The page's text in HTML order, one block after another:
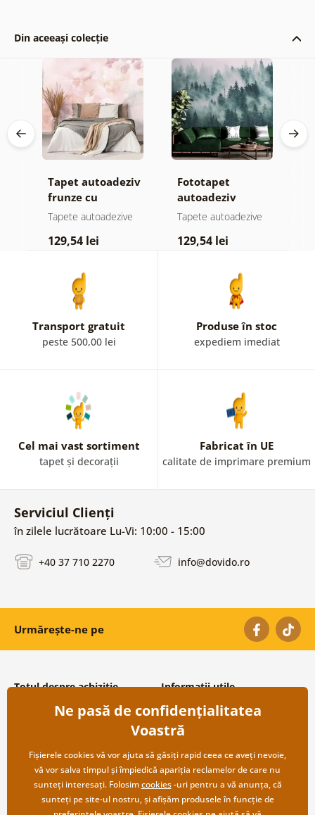
Din aceeași colecție
Tapet autoadeziv
frunze cu
atingere
Tapete autoadezive
129,54 lei
Fototapet
autoadeziv
pădure în ceață
Tapete autoadezive
129,54 lei
Transport gratuit
peste 500,00 lei
Produse în stoc
expediem imediat
Cel mai vast sortiment
tapet și decorații
Fabricat în UE
calitate de imprimare premium
Serviciul Clienți
în zilele lucrătoare Lu-Vi: 10:00 - 15:00
+40 37 710 2270 info@dovido.ro
Urmărește-ne pe
Totul despre achiziție
Condiții și termeni generali
Protecția datelor personale
Transport și modalități de plată
Returnare
Informații utile
Despre noi
Întrebări frecvente
Contacte
Cooperare angro
Ne pasă de confidențialitatea
Voastră
Fișierele cookies vă vor ajuta să găsiți rapid ceea ce aveți nevoie,
vă vor salva timpul și împiedică apariția reclamelor de care nu
sunteți interesați. Folosimcookies-uri pentru a vă anunța, că
sunteți pe site-ul nostru, și afișăm produsele în funcție de